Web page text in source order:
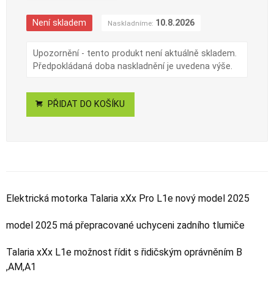
Není skladem Naskladníme: 10.8.2026
Upozornění - tento produkt není aktuálně skladem.
Předpokládaná doba naskladnění je uvedena výše.
PŘIDAT DO KOŠÍKU
Elektrická motorka Talaria xXx Pro L1e nový model 2025
model 2025 má přepracované uchyceni zadního tlumiče
Talaria xXx L1e možnost řídit s řidičským oprávněním B
,AM,A1